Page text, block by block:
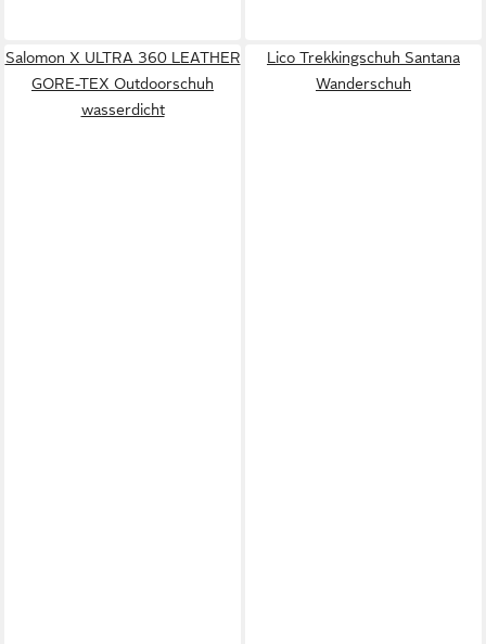
Salomon X ULTRA 360 LEATHER
GORE-TEX Outdoorschuh
wasserdicht
Lico Trekkingschuh Santana
Wanderschuh